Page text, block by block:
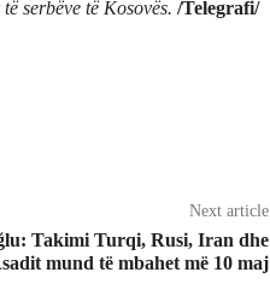
serbëve të Kosovës. /Telegrafi/
Next article
Takimi Turqi, Rusi, Iran dhe
mund të mbahet më 10 maj